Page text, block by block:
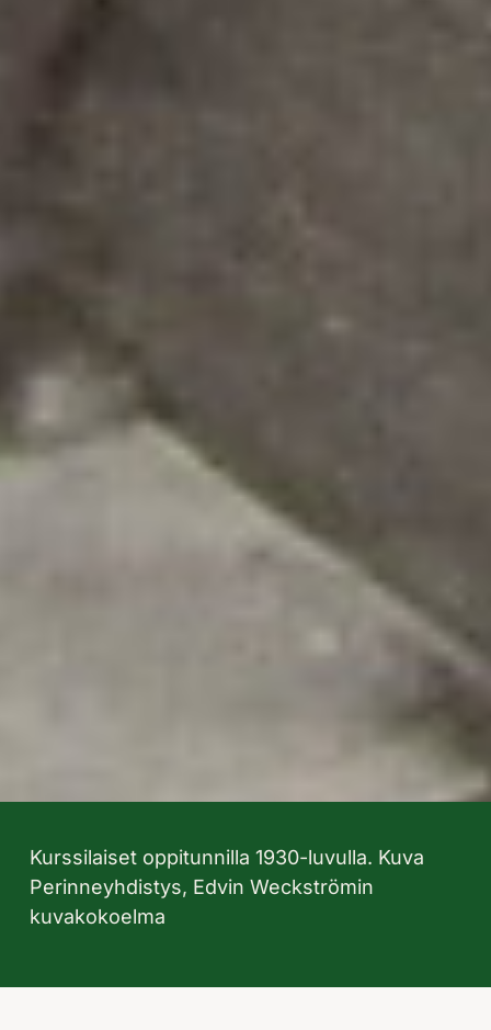
Kurssilaiset oppitunnilla 1930-luvulla. Kuva
Perinneyhdistys, Edvin Weckströmin
kuvakokoelma